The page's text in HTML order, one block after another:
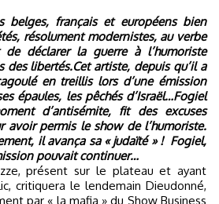
résolument modernistes, au verbe
déclarer la guerre à l’humoriste
des libertés.Cet artiste, depuis qu’il a
en treillis lors d’une émission
épaules, les pêchés d’Israël…Fogiel
d’antisémite, fit des excuses
avoir permis le show de l’humoriste.
il avança sa « judaïté » ! Fogiel,
pouvait continuer…
présent sur le plateau et ayant
critiquera le lendemain Dieudonné,
par « la mafia » du Show Business